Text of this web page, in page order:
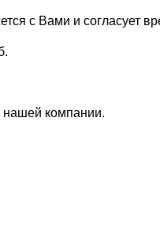
с Вами и согласует
нашей компании.